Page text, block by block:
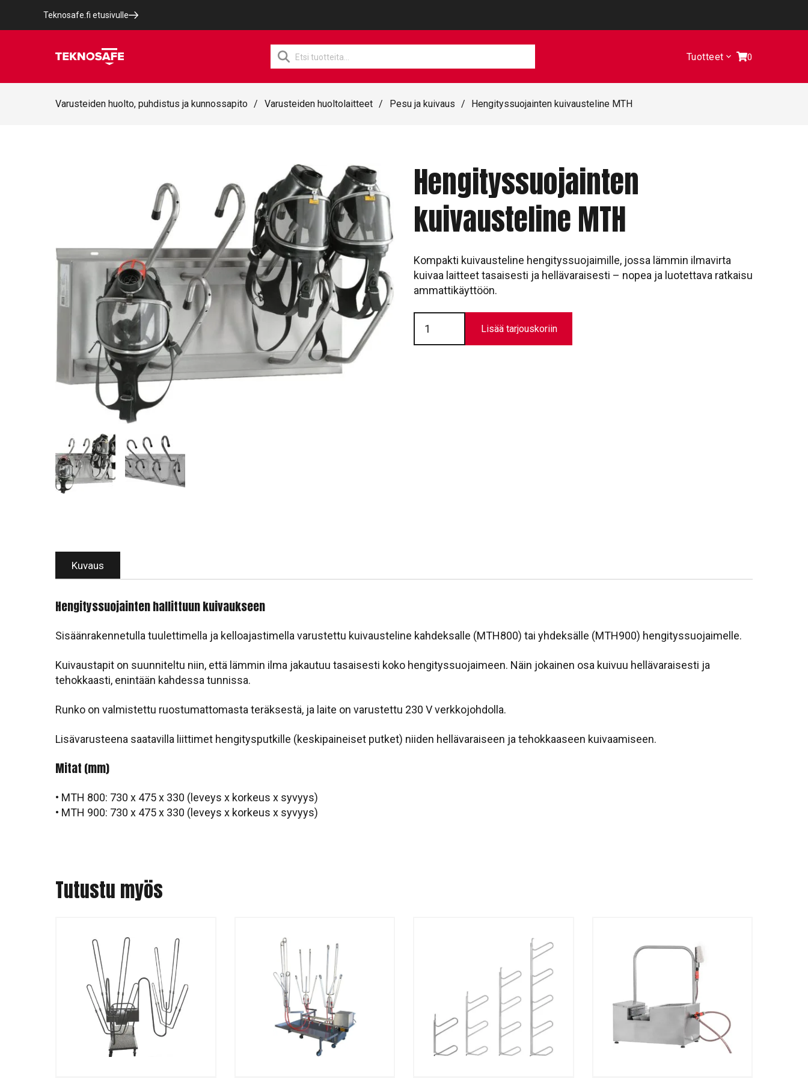
Teknosafe.fi etusivulle
Products
search
Tuotteet 0
Varusteiden huolto, puhdistus ja kunnossapito / Varusteiden huoltolaitteet / Pesu ja kuivaus / Hengityssuojainten kuivausteline MTH
Hengityssuojainten
kuivausteline MTH
Kompakti kuivausteline hengityssuojaimille, jossa lämmin ilmavirta
kuivaa laitteet tasaisesti ja hellävaraisesti – nopea ja luotettava ratkaisu
ammattikäyttöön.
Hengityssuojainten
kuivausteline
MTH
määrä
Lisää tarjouskoriin
Kuvaus
Hengityssuojainten hallittuun kuivaukseen
Sisäänrakennetulla tuulettimella ja kelloajastimella varustettu kuivausteline kahdeksalle (MTH800) tai yhdeksälle (MTH900) hengityssuojaimelle.
Kuivaustapit on suunniteltu niin, että lämmin ilma jakautuu tasaisesti koko hengityssuojaimeen. Näin jokainen osa kuivuu hellävaraisesti ja
tehokkaasti, enintään kahdessa tunnissa.
Runko on valmistettu ruostumattomasta teräksestä, ja laite on varustettu 230 V verkkojohdolla.
Lisävarusteena saatavilla liittimet hengitysputkille (keskipaineiset putket) niiden hellävaraiseen ja tehokkaaseen kuivaamiseen.
Mitat (mm)
• MTH 800: 730 x 475 x 330 (leveys x korkeus x syvyys)
• MTH 900: 730 x 475 x 330 (leveys x korkeus x syvyys)
Tutustu myös